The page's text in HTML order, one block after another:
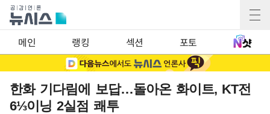
메인 랭킹 섹션 포토
한화 기다림에 보답…돌아온 화이트, KT전
6⅓이닝 2실점 쾌투